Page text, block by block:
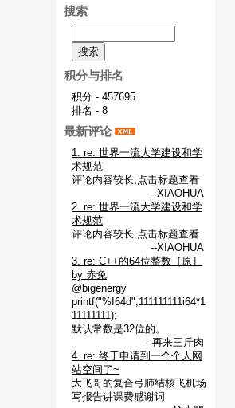
搜索
积分与排名
积分 - 457695
排名 - 8
最新评论
1. re: 世界一流大学建设和学
术规范
评论内容较长,点击标题查看
--XIAOHUA
2. re: 世界一流大学建设和学
术规范
评论内容较长,点击标题查看
--XIAOHUA
3. re: C++的64位整数［原］
by 赤兔
@bigenergy
printf("%I64d",111111111i64*1
11111111);
默认常数是32位的。
--再来三斤肉
4. re: 终于申请到一个个人网
站空间了~
大飞哥的复合弓肺结核飞机场
写报告讲课费感谢词